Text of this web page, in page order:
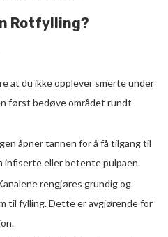
Rotfylling?
at du ikke opplever smerte under
først bedøve området rundt
åpner tannen for å få tilgang til
infiserte eller betente pulpaen.
rengjøres grundig og
til fylling. Dette er avgjørende for